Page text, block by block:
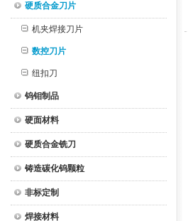
硬质合金刀片
机夹焊接刀片
数控刀片
纽扣刀
钨钼制品
硬面材料
硬质合金铣刀
铸造碳化钨颗粒
非标定制
焊接材料